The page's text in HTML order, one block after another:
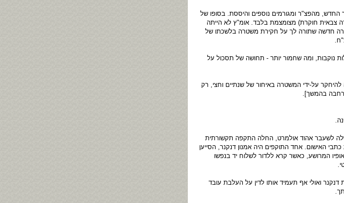
מהפצ"ר ומגורמים נוספים והיססת. בסופו של
צבאית חוקרת) מצומצמת בלבד. אומ"ץ לא הייתה
חדשה שתורה לך על חקירת משטרה בלשכתו של
נוקבות, ומה שחמור יותר - תחושה של תסכול על
על-ידי המשטרה באיחור של שנתיים וחצי, רק
בהמשך].
לשעבר אהוד אולמרט, החלה התקפה תקשורתית
האישום. אחד התוקפים היה אמנון דנקנר, הסייען
המרושע, כאשר קרא ללדור לשלוח יד בנפשו
דנקנר ואולי אף תעמיד אותו לדין על העלבת עובד